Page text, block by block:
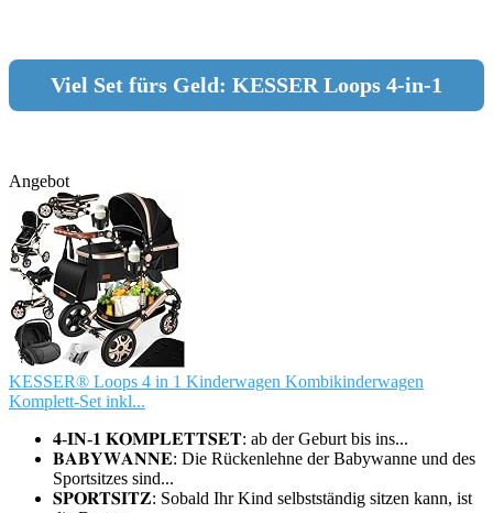
Viel Set fürs Geld: KESSER Loops 4-in-1
Angebot
KESSER® Loops 4 in 1 Kinderwagen Kombikinderwagen
Komplett-Set inkl...
𝟒-𝐈𝐍-𝟏 𝐊𝐎𝐌𝐏𝐋𝐄𝐓𝐓𝐒𝐄𝐓: ab der Geburt bis ins...
𝐁𝐀𝐁𝐘𝐖𝐀𝐍𝐍𝐄: Die Rückenlehne der Babywanne und des
Sportsitzes sind...
𝐒𝐏𝐎𝐑𝐓𝐒𝐈𝐓𝐙: Sobald Ihr Kind selbstständig sitzen kann, ist